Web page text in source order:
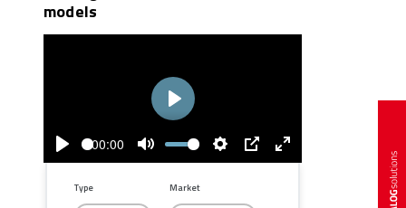
models
Play
00:00
Mute
Settings
PIP
Enter
Play
Type Market